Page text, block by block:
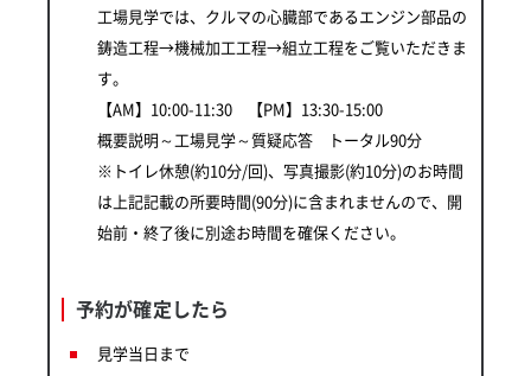
工場見学では、クルマの心臓部であるエンジン部品の
鋳造工程→機械加工工程→組立工程をご覧いただきま
す。
【AM】10:00-11:30 【PM】13:30-15:00
概要説明～工場見学～質疑応答 トータル90分
※トイレ休憩(約10分/回)、写真撮影(約10分)のお時間
は上記記載の所要時間(90分)に含まれませんので、開
始前・終了後に別途お時間を確保ください。
予約が確定したら
見学当日まで